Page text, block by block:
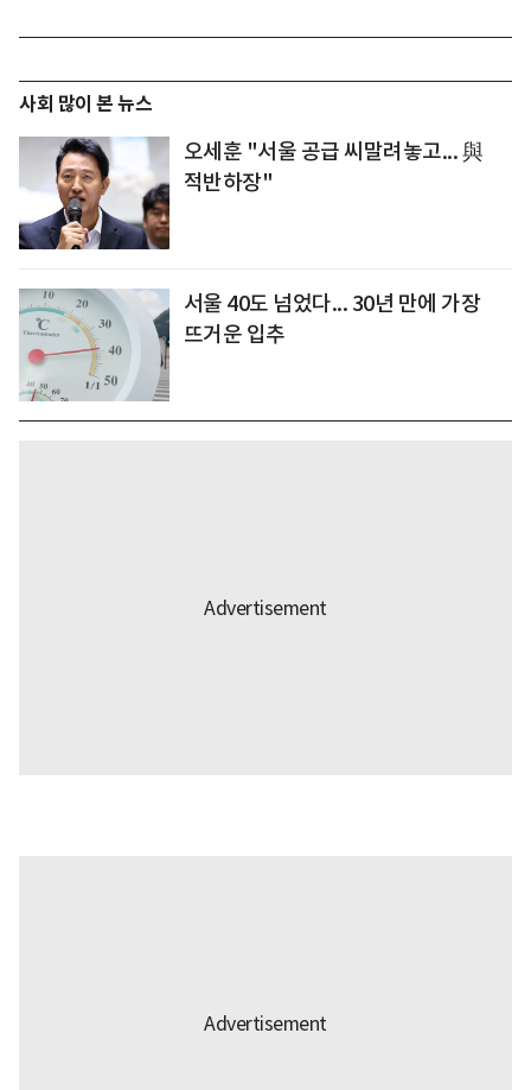
사회 많이 본 뉴스
오세훈 "서울 공급 씨말려놓고... 與
적반하장"
서울 40도 넘었다... 30년 만에 가장
뜨거운 입추